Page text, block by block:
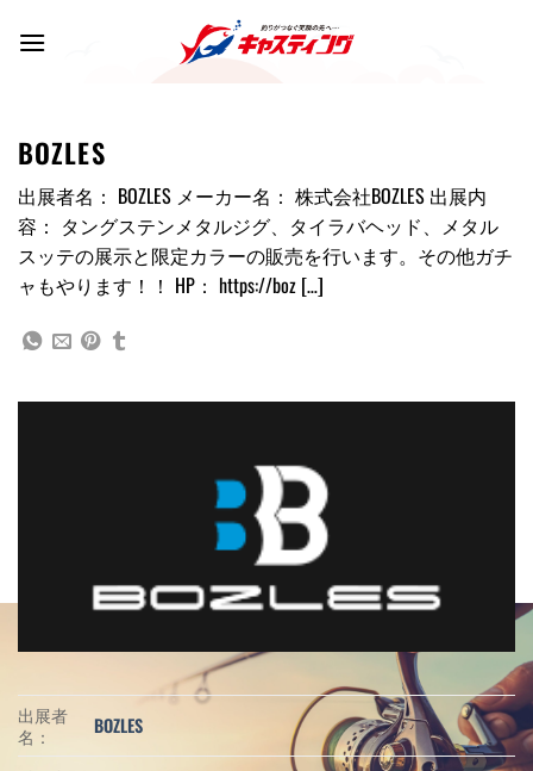
BOZLES
出展者名： BOZLES メーカー名： 株式会社BOZLES 出展内
容： タングステンメタルジグ、タイラバヘッド、メタル
スッテの展示と限定カラーの販売を行います。その他ガチ
ャもやります！！ HP： https://boz […]
出展者
名：
BOZLES